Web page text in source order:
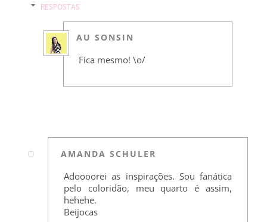
RESPOSTAS
AU SONSIN
Fica mesmo! \o/
AMANDA SCHULER
Adoooorei as inspirações. Sou fanática
pelo coloridão, meu quarto é assim,
hehehe.
Beijocas